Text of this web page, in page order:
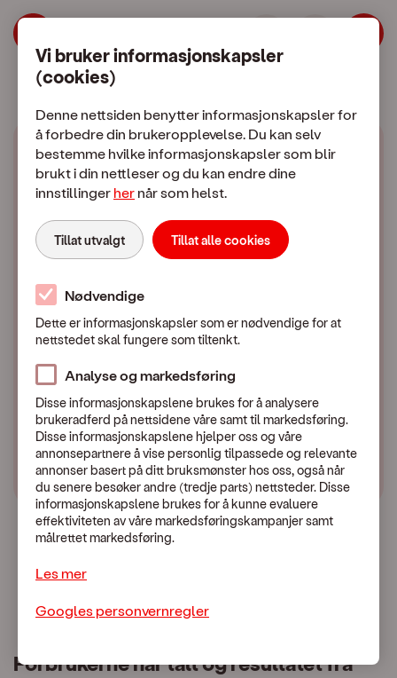
Hopp til meny
Hopp til hovedinnholdNorges mest fornøyde mobilkunder i
Mobilabonnement
OneCall har Norges
mest fornøyde
mobilkunder i 2026
OneCall - 8. mai 2026
Forbrukerne har talt og resultatet fra
Vi bruker informasjonskapsler
(cookies)
Denne nettsiden benytter informasjonskapsler for
å forbedre din brukeropplevelse. Du kan selv
bestemme hvilke informasjonskapsler som blir
brukt i din nettleser og du kan endre dine
innstillinger her når som helst.
Tillat utvalgt Tillat alle cookies
Nødvendige
Dette er informasjonskapsler som er nødvendige for at
nettstedet skal fungere som tiltenkt.
Analyse og markedsføring
Disse informasjonskapslene brukes for å analysere
brukeradferd på nettsidene våre samt til markedsføring.
Disse informasjonskapslene hjelper oss og våre
annonsepartnere å vise personlig tilpassede og relevante
annonser basert på ditt bruksmønster hos oss, også når
du senere besøker andre (tredje parts) nettsteder. Disse
informasjonskapslene brukes for å kunne evaluere
effektiviteten av våre markedsføringskampanjer samt
målrettet markedsføring.
Les mer
Googles personvernregler